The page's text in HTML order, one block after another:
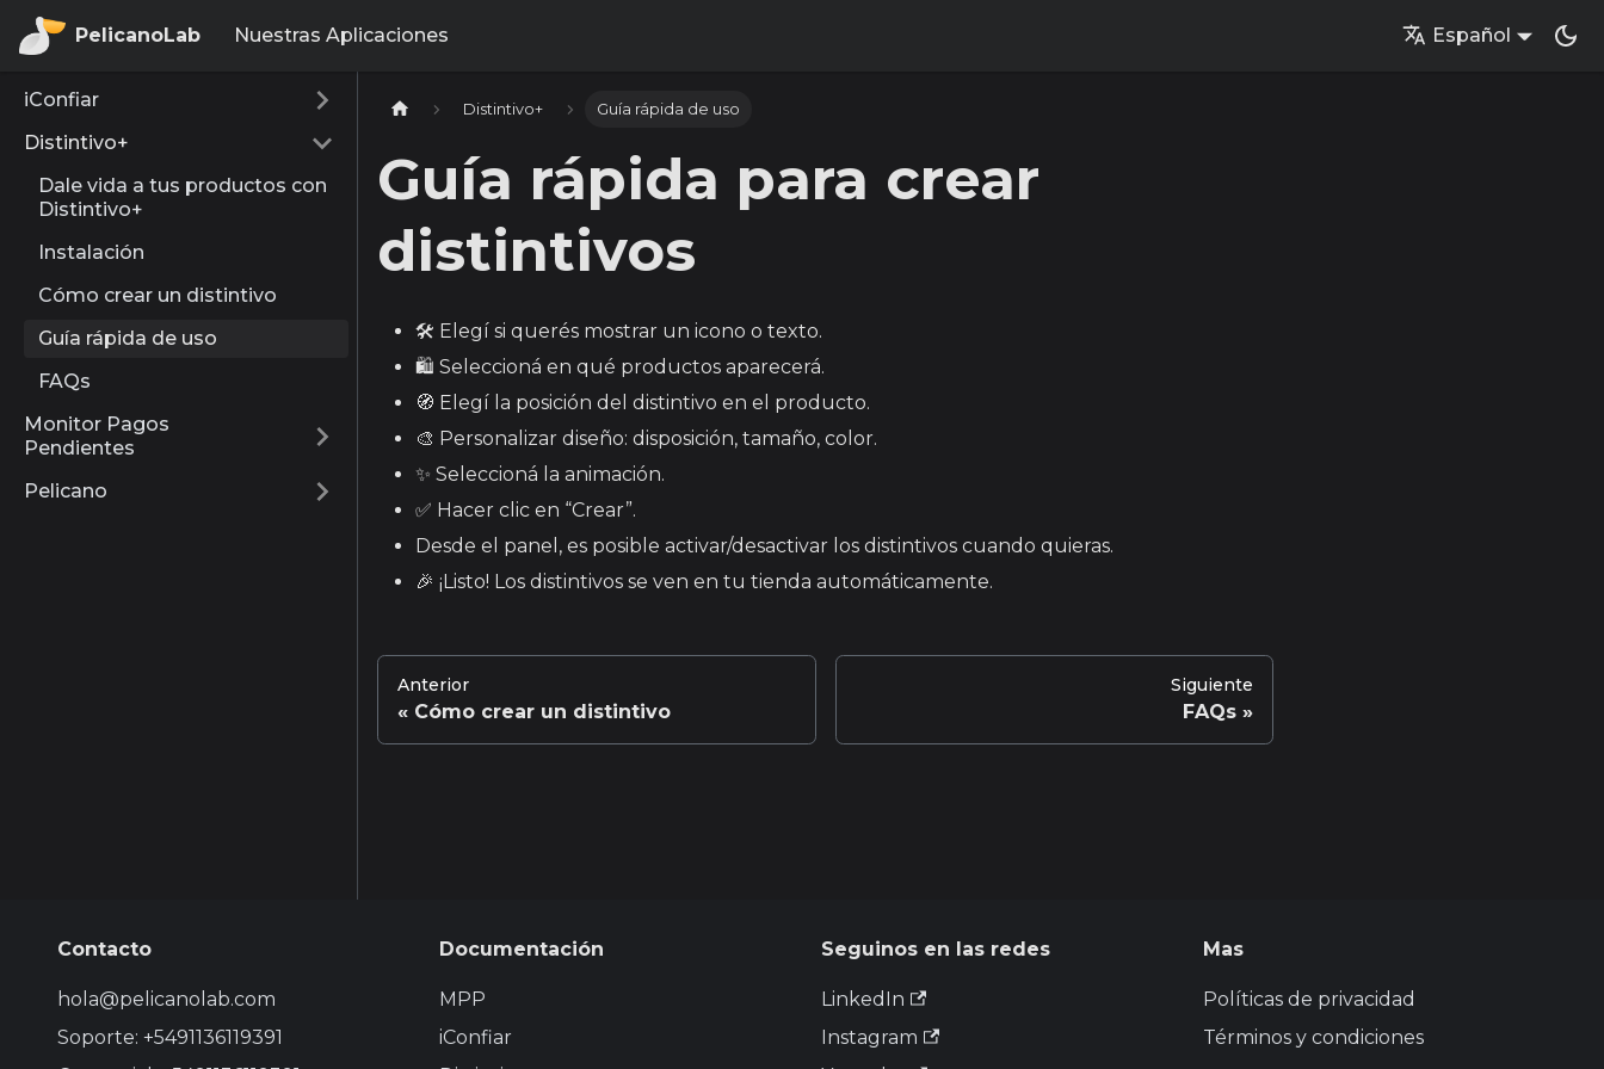
PelicanoLab Nuestras Aplicaciones Español
iConfiar
Distintivo+
Dale vida a tus productos con
Distintivo+
Instalación
Cómo crear un distintivo
Guía rápida de uso
FAQs
Monitor Pagos
Pendientes
Pelicano
Distintivo+ Guía rápida de uso
Guía rápida para crear
distintivos
🛠️ Elegí si querés mostrar un icono o texto.
🛍️ Seleccioná en qué productos aparecerá.
🧭 Elegí la posición del distintivo en el producto.
🎨 Personalizar diseño: disposición, tamaño, color.
✨ Seleccioná la animación.
✅ Hacer clic en “Crear”.
Desde el panel, es posible activar/desactivar los distintivos cuando quieras.
🎉 ¡Listo! Los distintivos se ven en tu tienda automáticamente.
Anterior
Cómo crear un distintivo
Siguiente
FAQs
Contacto
hola@pelicanolab.com
Soporte: +5491136119391
Documentación
MPP
iConfiar
Seguinos en las redes
LinkedIn
Instagram
Mas
Políticas de privacidad
Términos y condiciones